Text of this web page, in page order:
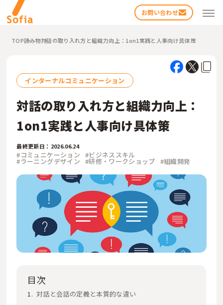
お問い合わせ
する
TOP読み物対話の取り入れ方と組織力向上：1on1実践と人事向け具体策
インターナルコミュニケーション
対話の取り入れ方と組織力向上：
1on1実践と人事向け具体策
最終更新日：2026.06.24
#コミュニケーション #ビジネススキル
#ラーニングデザイン #研修・ワークショップ #組織開発
目次
対話と会話の定義と本質的な違い